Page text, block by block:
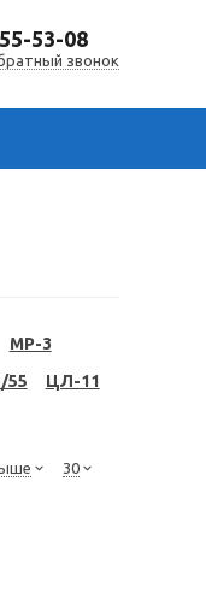
53-08
звонок
МР-3
55
ЦЛ-11
30